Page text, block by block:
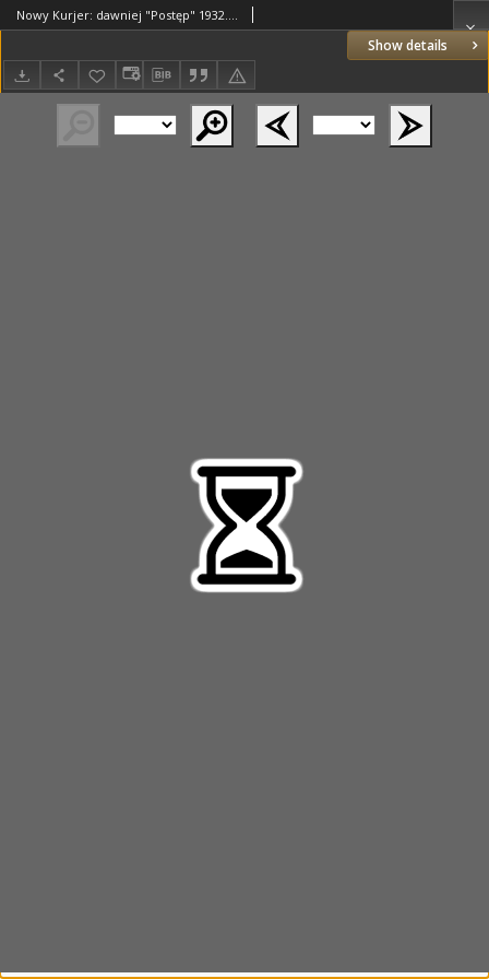
Show details
Nowy Kurjer: dawniej "Postęp" 1932.01.12 R.43 Nr8